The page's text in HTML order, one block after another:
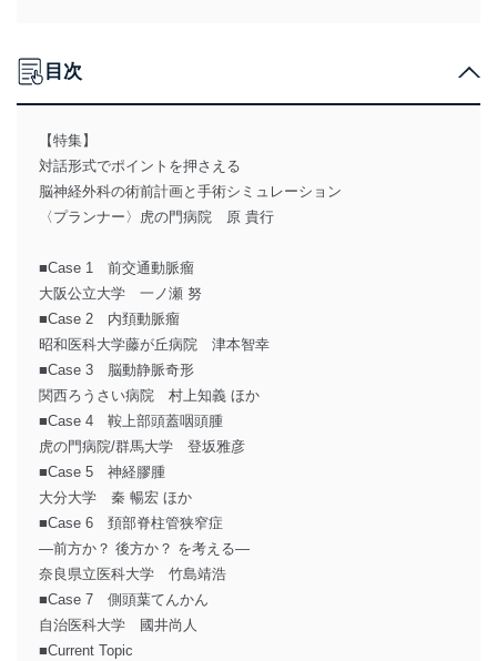
目次
【特集】
対話形式でポイントを押さえる
脳神経外科の術前計画と手術シミュレーション
〈プランナー〉虎の門病院 原 貴行
■Case 1 前交通動脈瘤
大阪公立大学 一ノ瀬 努
■Case 2 内頚動脈瘤
昭和医科大学藤が丘病院 津本智幸
■Case 3 脳動静脈奇形
関西ろうさい病院 村上知義 ほか
■Case 4 鞍上部頭蓋咽頭腫
虎の門病院/群馬大学 登坂雅彦
■Case 5 神経膠腫
大分大学 秦 暢宏 ほか
■Case 6 頚部脊柱管狭窄症
―前方か？ 後方か？ を考える―
奈良県立医科大学 竹島靖浩
■Case 7 側頭葉てんかん
自治医科大学 國井尚人
■Current Topic